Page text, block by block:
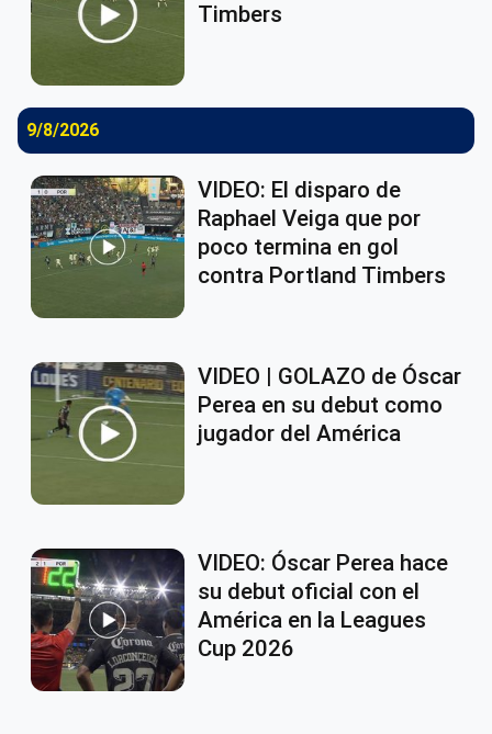
Timbers
9/8/2026
VIDEO: El disparo de
Raphael Veiga que por
poco termina en gol
contra Portland Timbers
VIDEO | GOLAZO de Óscar
Perea en su debut como
jugador del América
VIDEO: Óscar Perea hace
su debut oficial con el
América en la Leagues
Cup 2026